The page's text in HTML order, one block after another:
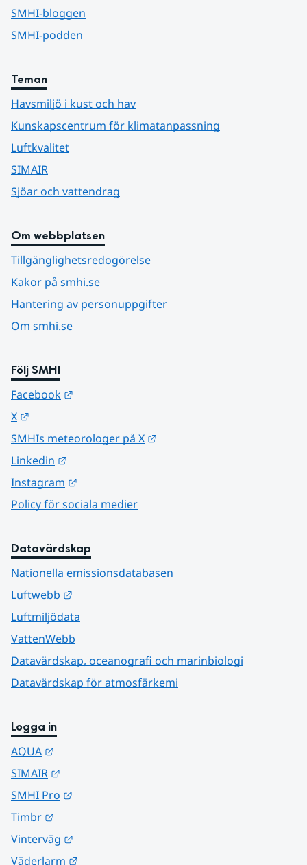
SMHI-bloggen
SMHI-podden
Teman
Havsmiljö i kust och hav
Kunskapscentrum för klimatanpassning
Luftkvalitet
SIMAIR
Sjöar och vattendrag
Om webbplatsen
Tillgänglighetsredogörelse
Kakor på smhi.se
Hantering av personuppgifter
Om smhi.se
Följ SMHI
Facebook
X
SMHIs meteorologer på X
Linkedin
Instagram
Policy för sociala medier
Datavärdskap
Nationella emissionsdatabasen
Luftwebb
Luftmiljödata
VattenWebb
Datavärdskap, oceanografi och marinbiologi
Datavärdskap för atmosfärkemi
Logga in
AQUA
SIMAIR
SMHI Pro
Timbr
Vinterväg
Väderlarm